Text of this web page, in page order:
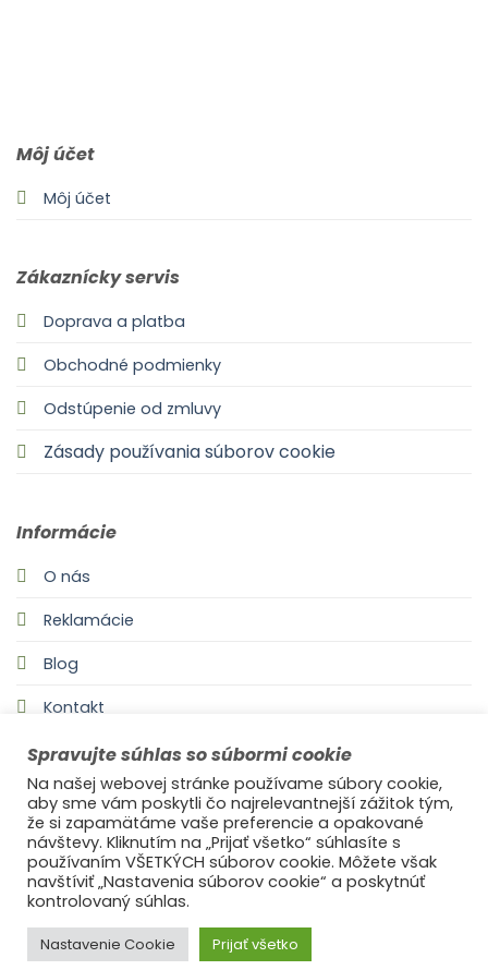
Môj účet
Môj účet
Zákaznícky servis
Doprava a platba
Obchodné podmienky
Odstúpenie od zmluvy
Zásady používania súborov cookie
Informácie
O nás
Reklamácie
Blog
Kontakt
©2021Ufonaut - Webcreation
Spravujte súhlas so súbormi cookie
Na našej webovej stránke používame súbory cookie,
aby sme vám poskytli čo najrelevantnejší zážitok tým,
že si zapamätáme vaše preferencie a opakované
návštevy. Kliknutím na „Prijať všetko“ súhlasíte s
používaním VŠETKÝCH súborov cookie. Môžete však
navštíviť „Nastavenia súborov cookie“ a poskytnúť
kontrolovaný súhlas.
Nastavenie Cookie Prijať všetko